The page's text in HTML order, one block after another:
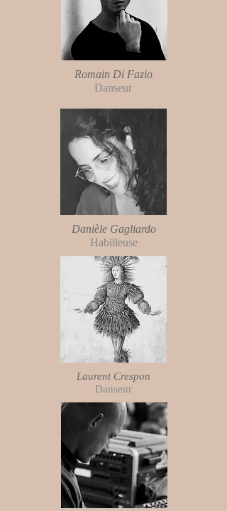
Romain Di Fazio
Danseur
Danièle Gagliardo
Habilleuse
Laurent Crespon
Danseur